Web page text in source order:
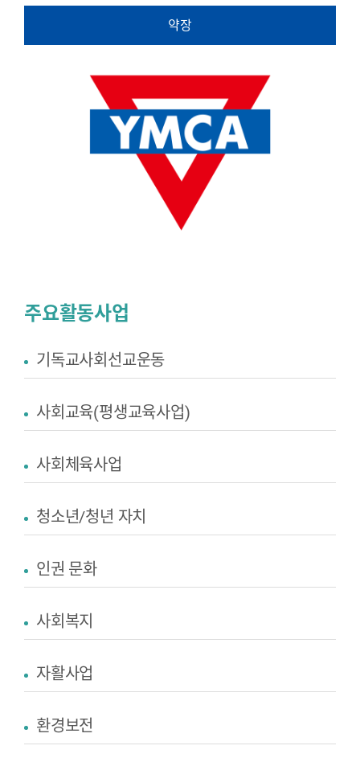
약장
주요활동사업
기독교사회선교운동
사회교육(평생교육사업)
사회체육사업
청소년/청년 자치
인권 문화
사회복지
자활사업
환경보전